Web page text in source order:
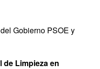
Gobierno PSOE y
de Limpieza en